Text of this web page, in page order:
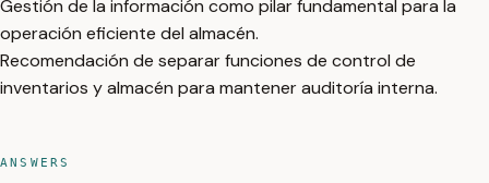
Gestión de la información como pilar fundamental para la
operación eficiente del almacén.
Recomendación de separar funciones de control de
inventarios y almacén para mantener auditoría interna.
ANSWERS